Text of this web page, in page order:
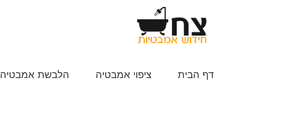
דף הבית ציפוי אמבטיה הלבשת אמבטיה